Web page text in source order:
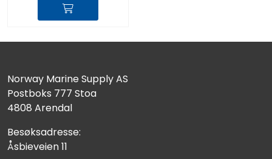
Norway Marine Supply AS
Postboks 777 Stoa
4808 Arendal
Besøksadresse:
Åsbieveien 11